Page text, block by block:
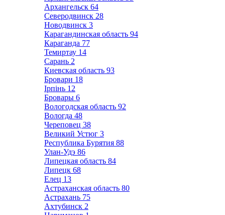
Архангельск 64
Северодвинск 28
Новодвинск 3
Карагандинская область 94
Караганда 77
Темиртау 14
Сарань 2
Киевская область 93
Бровари 18
Ірпінь 12
Бровары 6
Вологодская область 92
Вологда 48
Череповец 38
Великий Устюг 3
Республика Бурятия 88
Улан-Удэ 86
Липецкая область 84
Липецк 68
Елец 13
Астраханская область 80
Астрахань 75
Ахтубинск 2